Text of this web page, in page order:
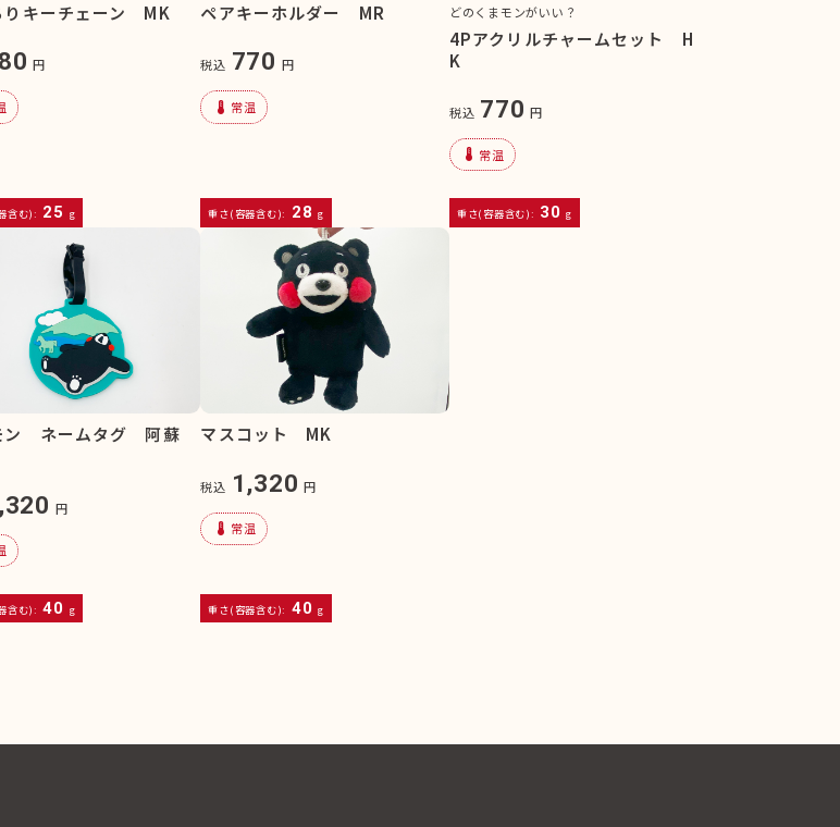
りキーチェーン MK
円
含む): 25 g
ペアキーホルダー MR
税込 770 円
device_thermostat 常温
重さ(容器含む): 28 g
どのくまモンがいい？
4Pアクリルチャームセット H
K
税込 770 円
device_thermostat 常温
重さ(容器含む): 30 g
ン ネームタグ 阿蘇
円
含む): 40 g
マスコット MK
税込 1,320 円
device_thermostat 常温
重さ(容器含む): 40 g